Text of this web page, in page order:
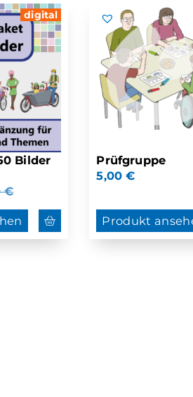
digital
Bilder
€
Prüfgruppe
5,00€
Produkt